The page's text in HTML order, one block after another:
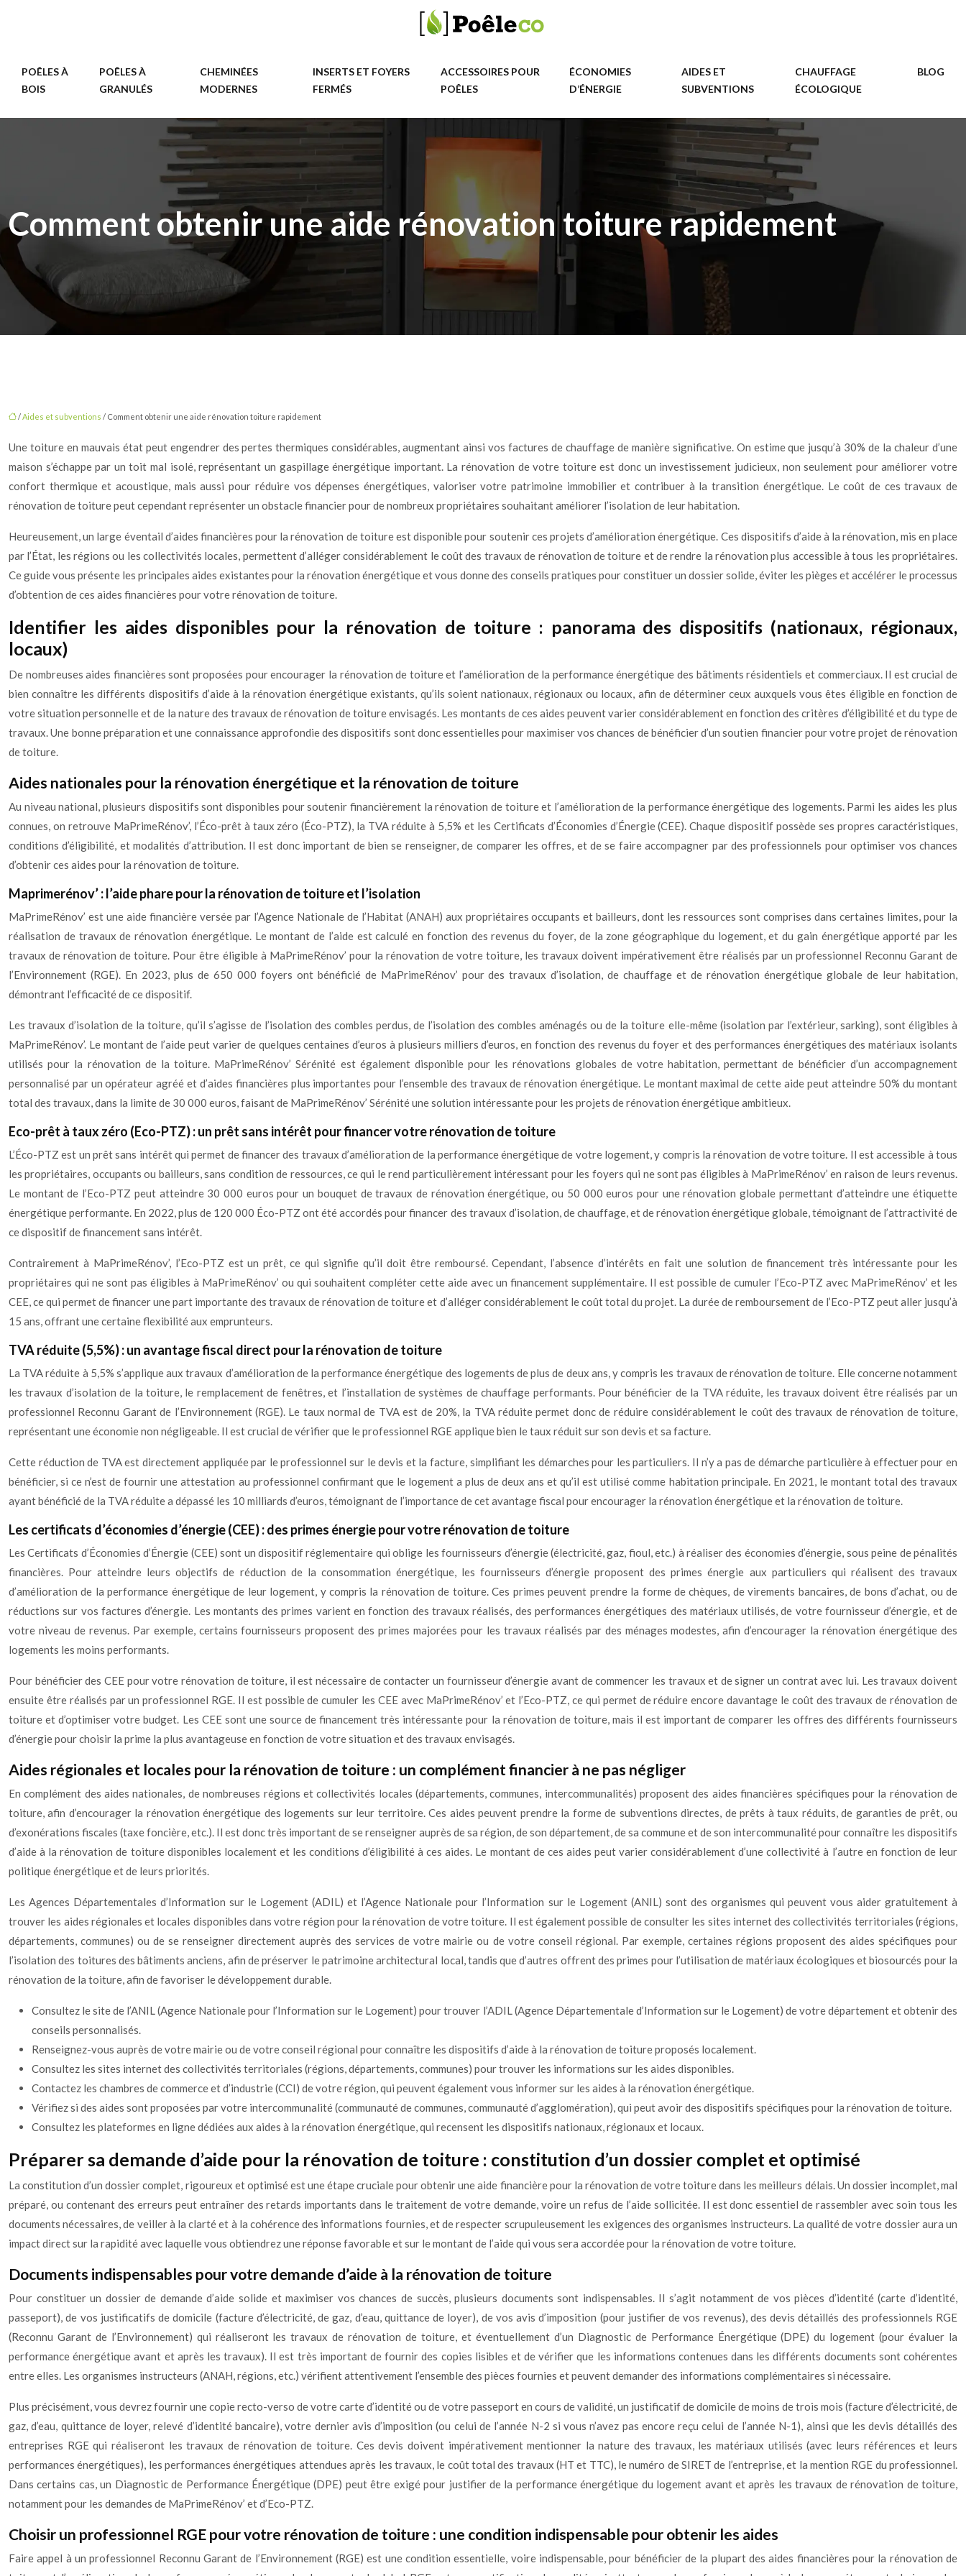
POÊLES À
BOIS
POÊLES À
GRANULÉS
CHEMINÉES
MODERNES
INSERTS ET FOYERS
FERMÉS
ACCESSOIRES POUR
POÊLES
ÉCONOMIES
D’ÉNERGIE
AIDES ET
SUBVENTIONS
CHAUFFAGE
ÉCOLOGIQUE
BLOG
Comment obtenir une aide rénovation toiture rapidement
/Aides et subventions / Comment obtenir une aide rénovation toiture rapidement
Une toiture en mauvais état peut engendrer des pertes thermiques considérables, augmentant ainsi vos factures de chauffage de manière significative. On estime que jusqu’à 30% de la chaleur d’une
maison s’échappe par un toit mal isolé, représentant un gaspillage énergétique important. La rénovation de votre toiture est donc un investissement judicieux, non seulement pour améliorer votre
confort thermique et acoustique, mais aussi pour réduire vos dépenses énergétiques, valoriser votre patrimoine immobilier et contribuer à la transition énergétique. Le coût de ces travaux de
rénovation de toiture peut cependant représenter un obstacle financier pour de nombreux propriétaires souhaitant améliorer l’isolation de leur habitation.
Heureusement, un large éventail d’aides financières pour la rénovation de toiture est disponible pour soutenir ces projets d’amélioration énergétique. Ces dispositifs d’aide à la rénovation, mis en place
par l’État, les régions ou les collectivités locales, permettent d’alléger considérablement le coût des travaux de rénovation de toiture et de rendre la rénovation plus accessible à tous les propriétaires.
Ce guide vous présente les principales aides existantes pour la rénovation énergétique et vous donne des conseils pratiques pour constituer un dossier solide, éviter les pièges et accélérer le processus
d’obtention de ces aides financières pour votre rénovation de toiture.
Identifier les aides disponibles pour la rénovation de toiture : panorama des dispositifs (nationaux, régionaux,
locaux)
De nombreuses aides financières sont proposées pour encourager la rénovation de toiture et l’amélioration de la performance énergétique des bâtiments résidentiels et commerciaux. Il est crucial de
bien connaître les différents dispositifs d’aide à la rénovation énergétique existants, qu’ils soient nationaux, régionaux ou locaux, afin de déterminer ceux auxquels vous êtes éligible en fonction de
votre situation personnelle et de la nature des travaux de rénovation de toiture envisagés. Les montants de ces aides peuvent varier considérablement en fonction des critères d’éligibilité et du type de
travaux. Une bonne préparation et une connaissance approfondie des dispositifs sont donc essentielles pour maximiser vos chances de bénéficier d’un soutien financier pour votre projet de rénovation
de toiture.
Aides nationales pour la rénovation énergétique et la rénovation de toiture
Au niveau national, plusieurs dispositifs sont disponibles pour soutenir financièrement la rénovation de toiture et l’amélioration de la performance énergétique des logements. Parmi les aides les plus
connues, on retrouve MaPrimeRénov’, l’Éco-prêt à taux zéro (Éco-PTZ), la TVA réduite à 5,5% et les Certificats d’Économies d’Énergie (CEE). Chaque dispositif possède ses propres caractéristiques,
conditions d’éligibilité, et modalités d’attribution. Il est donc important de bien se renseigner, de comparer les offres, et de se faire accompagner par des professionnels pour optimiser vos chances
d’obtenir ces aides pour la rénovation de toiture.
Maprimerénov’ : l’aide phare pour la rénovation de toiture et l’isolation
MaPrimeRénov’ est une aide financière versée par l’Agence Nationale de l’Habitat (ANAH) aux propriétaires occupants et bailleurs, dont les ressources sont comprises dans certaines limites, pour la
réalisation de travaux de rénovation énergétique. Le montant de l’aide est calculé en fonction des revenus du foyer, de la zone géographique du logement, et du gain énergétique apporté par les
travaux de rénovation de toiture. Pour être éligible à MaPrimeRénov’ pour la rénovation de votre toiture, les travaux doivent impérativement être réalisés par un professionnel Reconnu Garant de
l’Environnement (RGE). En 2023, plus de 650 000 foyers ont bénéficié de MaPrimeRénov’ pour des travaux d’isolation, de chauffage et de rénovation énergétique globale de leur habitation,
démontrant l’efficacité de ce dispositif.
Les travaux d’isolation de la toiture, qu’il s’agisse de l’isolation des combles perdus, de l’isolation des combles aménagés ou de la toiture elle-même (isolation par l’extérieur, sarking), sont éligibles à
MaPrimeRénov’. Le montant de l’aide peut varier de quelques centaines d’euros à plusieurs milliers d’euros, en fonction des revenus du foyer et des performances énergétiques des matériaux isolants
utilisés pour la rénovation de la toiture. MaPrimeRénov’ Sérénité est également disponible pour les rénovations globales de votre habitation, permettant de bénéficier d’un accompagnement
personnalisé par un opérateur agréé et d’aides financières plus importantes pour l’ensemble des travaux de rénovation énergétique. Le montant maximal de cette aide peut atteindre 50% du montant
total des travaux, dans la limite de 30 000 euros, faisant de MaPrimeRénov’ Sérénité une solution intéressante pour les projets de rénovation énergétique ambitieux.
Eco-prêt à taux zéro (Eco-PTZ) : un prêt sans intérêt pour financer votre rénovation de toiture
L’Éco-PTZ est un prêt sans intérêt qui permet de financer des travaux d’amélioration de la performance énergétique de votre logement, y compris la rénovation de votre toiture. Il est accessible à tous
les propriétaires, occupants ou bailleurs, sans condition de ressources, ce qui le rend particulièrement intéressant pour les foyers qui ne sont pas éligibles à MaPrimeRénov’ en raison de leurs revenus.
Le montant de l’Eco-PTZ peut atteindre 30 000 euros pour un bouquet de travaux de rénovation énergétique, ou 50 000 euros pour une rénovation globale permettant d’atteindre une étiquette
énergétique performante. En 2022, plus de 120 000 Éco-PTZ ont été accordés pour financer des travaux d’isolation, de chauffage, et de rénovation énergétique globale, témoignant de l’attractivité de
ce dispositif de financement sans intérêt.
Contrairement à MaPrimeRénov’, l’Eco-PTZ est un prêt, ce qui signifie qu’il doit être remboursé. Cependant, l’absence d’intérêts en fait une solution de financement très intéressante pour les
propriétaires qui ne sont pas éligibles à MaPrimeRénov’ ou qui souhaitent compléter cette aide avec un financement supplémentaire. Il est possible de cumuler l’Eco-PTZ avec MaPrimeRénov’ et les
CEE, ce qui permet de financer une part importante des travaux de rénovation de toiture et d’alléger considérablement le coût total du projet. La durée de remboursement de l’Eco-PTZ peut aller jusqu’à
15 ans, offrant une certaine flexibilité aux emprunteurs.
TVA réduite (5,5%) : un avantage fiscal direct pour la rénovation de toiture
La TVA réduite à 5,5% s’applique aux travaux d’amélioration de la performance énergétique des logements de plus de deux ans, y compris les travaux de rénovation de toiture. Elle concerne notamment
les travaux d’isolation de la toiture, le remplacement de fenêtres, et l’installation de systèmes de chauffage performants. Pour bénéficier de la TVA réduite, les travaux doivent être réalisés par un
professionnel Reconnu Garant de l’Environnement (RGE). Le taux normal de TVA est de 20%, la TVA réduite permet donc de réduire considérablement le coût des travaux de rénovation de toiture,
représentant une économie non négligeable. Il est crucial de vérifier que le professionnel RGE applique bien le taux réduit sur son devis et sa facture.
Cette réduction de TVA est directement appliquée par le professionnel sur le devis et la facture, simplifiant les démarches pour les particuliers. Il n’y a pas de démarche particulière à effectuer pour en
bénéficier, si ce n’est de fournir une attestation au professionnel confirmant que le logement a plus de deux ans et qu’il est utilisé comme habitation principale. En 2021, le montant total des travaux
ayant bénéficié de la TVA réduite a dépassé les 10 milliards d’euros, témoignant de l’importance de cet avantage fiscal pour encourager la rénovation énergétique et la rénovation de toiture.
Les certificats d’économies d’énergie (CEE) : des primes énergie pour votre rénovation de toiture
Les Certificats d’Économies d’Énergie (CEE) sont un dispositif réglementaire qui oblige les fournisseurs d’énergie (électricité, gaz, fioul, etc.) à réaliser des économies d’énergie, sous peine de pénalités
financières. Pour atteindre leurs objectifs de réduction de la consommation énergétique, les fournisseurs d’énergie proposent des primes énergie aux particuliers qui réalisent des travaux
d’amélioration de la performance énergétique de leur logement, y compris la rénovation de toiture. Ces primes peuvent prendre la forme de chèques, de virements bancaires, de bons d’achat, ou de
réductions sur vos factures d’énergie. Les montants des primes varient en fonction des travaux réalisés, des performances énergétiques des matériaux utilisés, de votre fournisseur d’énergie, et de
votre niveau de revenus. Par exemple, certains fournisseurs proposent des primes majorées pour les travaux réalisés par des ménages modestes, afin d’encourager la rénovation énergétique des
logements les moins performants.
Pour bénéficier des CEE pour votre rénovation de toiture, il est nécessaire de contacter un fournisseur d’énergie avant de commencer les travaux et de signer un contrat avec lui. Les travaux doivent
ensuite être réalisés par un professionnel RGE. Il est possible de cumuler les CEE avec MaPrimeRénov’ et l’Eco-PTZ, ce qui permet de réduire encore davantage le coût des travaux de rénovation de
toiture et d’optimiser votre budget. Les CEE sont une source de financement très intéressante pour la rénovation de toiture, mais il est important de comparer les offres des différents fournisseurs
d’énergie pour choisir la prime la plus avantageuse en fonction de votre situation et des travaux envisagés.
Aides régionales et locales pour la rénovation de toiture : un complément financier à ne pas négliger
En complément des aides nationales, de nombreuses régions et collectivités locales (départements, communes, intercommunalités) proposent des aides financières spécifiques pour la rénovation de
toiture, afin d’encourager la rénovation énergétique des logements sur leur territoire. Ces aides peuvent prendre la forme de subventions directes, de prêts à taux réduits, de garanties de prêt, ou
d’exonérations fiscales (taxe foncière, etc.). Il est donc très important de se renseigner auprès de sa région, de son département, de sa commune et de son intercommunalité pour connaître les dispositifs
d’aide à la rénovation de toiture disponibles localement et les conditions d’éligibilité à ces aides. Le montant de ces aides peut varier considérablement d’une collectivité à l’autre en fonction de leur
politique énergétique et de leurs priorités.
Les Agences Départementales d’Information sur le Logement (ADIL) et l’Agence Nationale pour l’Information sur le Logement (ANIL) sont des organismes qui peuvent vous aider gratuitement à
trouver les aides régionales et locales disponibles dans votre région pour la rénovation de votre toiture. Il est également possible de consulter les sites internet des collectivités territoriales (régions,
départements, communes) ou de se renseigner directement auprès des services de votre mairie ou de votre conseil régional. Par exemple, certaines régions proposent des aides spécifiques pour
l’isolation des toitures des bâtiments anciens, afin de préserver le patrimoine architectural local, tandis que d’autres offrent des primes pour l’utilisation de matériaux écologiques et biosourcés pour la
rénovation de la toiture, afin de favoriser le développement durable.
Consultez le site de l’ANIL (Agence Nationale pour l’Information sur le Logement) pour trouver l’ADIL (Agence Départementale d’Information sur le Logement) de votre département et obtenir des
conseils personnalisés.
Renseignez-vous auprès de votre mairie ou de votre conseil régional pour connaître les dispositifs d’aide à la rénovation de toiture proposés localement.
Consultez les sites internet des collectivités territoriales (régions, départements, communes) pour trouver les informations sur les aides disponibles.
Contactez les chambres de commerce et d’industrie (CCI) de votre région, qui peuvent également vous informer sur les aides à la rénovation énergétique.
Vérifiez si des aides sont proposées par votre intercommunalité (communauté de communes, communauté d’agglomération), qui peut avoir des dispositifs spécifiques pour la rénovation de toiture.
Consultez les plateformes en ligne dédiées aux aides à la rénovation énergétique, qui recensent les dispositifs nationaux, régionaux et locaux.
Préparer sa demande d’aide pour la rénovation de toiture : constitution d’un dossier complet et optimisé
La constitution d’un dossier complet, rigoureux et optimisé est une étape cruciale pour obtenir une aide financière pour la rénovation de votre toiture dans les meilleurs délais. Un dossier incomplet, mal
préparé, ou contenant des erreurs peut entraîner des retards importants dans le traitement de votre demande, voire un refus de l’aide sollicitée. Il est donc essentiel de rassembler avec soin tous les
documents nécessaires, de veiller à la clarté et à la cohérence des informations fournies, et de respecter scrupuleusement les exigences des organismes instructeurs. La qualité de votre dossier aura un
impact direct sur la rapidité avec laquelle vous obtiendrez une réponse favorable et sur le montant de l’aide qui vous sera accordée pour la rénovation de votre toiture.
Documents indispensables pour votre demande d’aide à la rénovation de toiture
Pour constituer un dossier de demande d’aide solide et maximiser vos chances de succès, plusieurs documents sont indispensables. Il s’agit notamment de vos pièces d’identité (carte d’identité,
passeport), de vos justificatifs de domicile (facture d’électricité, de gaz, d’eau, quittance de loyer), de vos avis d’imposition (pour justifier de vos revenus), des devis détaillés des professionnels RGE
(Reconnu Garant de l’Environnement) qui réaliseront les travaux de rénovation de toiture, et éventuellement d’un Diagnostic de Performance Énergétique (DPE) du logement (pour évaluer la
performance énergétique avant et après les travaux). Il est très important de fournir des copies lisibles et de vérifier que les informations contenues dans les différents documents sont cohérentes
entre elles. Les organismes instructeurs (ANAH, régions, etc.) vérifient attentivement l’ensemble des pièces fournies et peuvent demander des informations complémentaires si nécessaire.
Plus précisément, vous devrez fournir une copie recto-verso de votre carte d’identité ou de votre passeport en cours de validité, un justificatif de domicile de moins de trois mois (facture d’électricité, de
gaz, d’eau, quittance de loyer, relevé d’identité bancaire), votre dernier avis d’imposition (ou celui de l’année N-2 si vous n’avez pas encore reçu celui de l’année N-1), ainsi que les devis détaillés des
entreprises RGE qui réaliseront les travaux de rénovation de toiture. Ces devis doivent impérativement mentionner la nature des travaux, les matériaux utilisés (avec leurs références et leurs
performances énergétiques), les performances énergétiques attendues après les travaux, le coût total des travaux (HT et TTC), le numéro de SIRET de l’entreprise, et la mention RGE du professionnel.
Dans certains cas, un Diagnostic de Performance Énergétique (DPE) peut être exigé pour justifier de la performance énergétique du logement avant et après les travaux de rénovation de toiture,
notamment pour les demandes de MaPrimeRénov’ et d’Eco-PTZ.
Choisir un professionnel RGE pour votre rénovation de toiture : une condition indispensable pour obtenir les aides
Faire appel à un professionnel Reconnu Garant de l’Environnement (RGE) est une condition essentielle, voire indispensable, pour bénéficier de la plupart des aides financières pour la rénovation de